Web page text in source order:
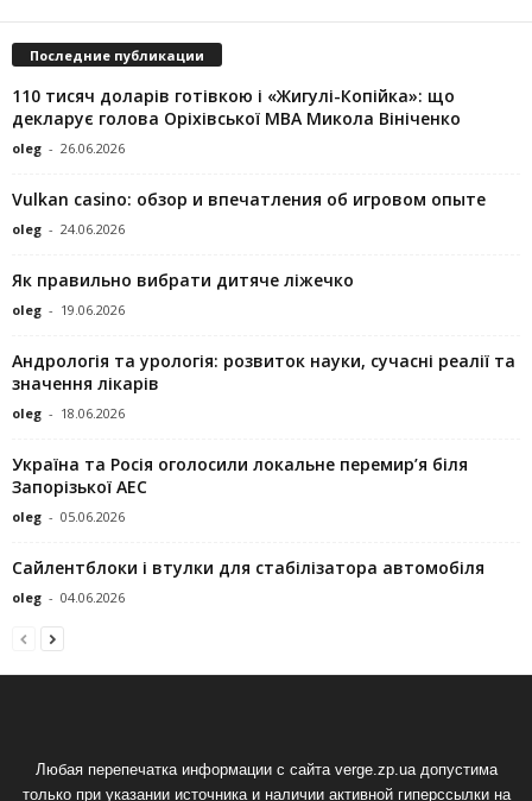
Последние публикации
110 тисяч доларів готівкою і «Жигулі-Копійка»: що
декларує голова Оріхівської МВА Микола Вініченко
oleg - 26.06.2026
Vulkan casino: обзор и впечатления об игровом опыте
oleg - 24.06.2026
Як правильно вибрати дитяче ліжечко
oleg - 19.06.2026
Андрологія та урологія: розвиток науки, сучасні реалії та
значення лікарів
oleg - 18.06.2026
Україна та Росія оголосили локальне перемир’я біля
Запорізької АЕС
oleg - 05.06.2026
Сайлентблоки і втулки для стабілізатора автомобіля
oleg - 04.06.2026
Любая перепечатка информации с сайта verge.zp.ua допустима
только при указании источника и наличии активной гиперссылки на